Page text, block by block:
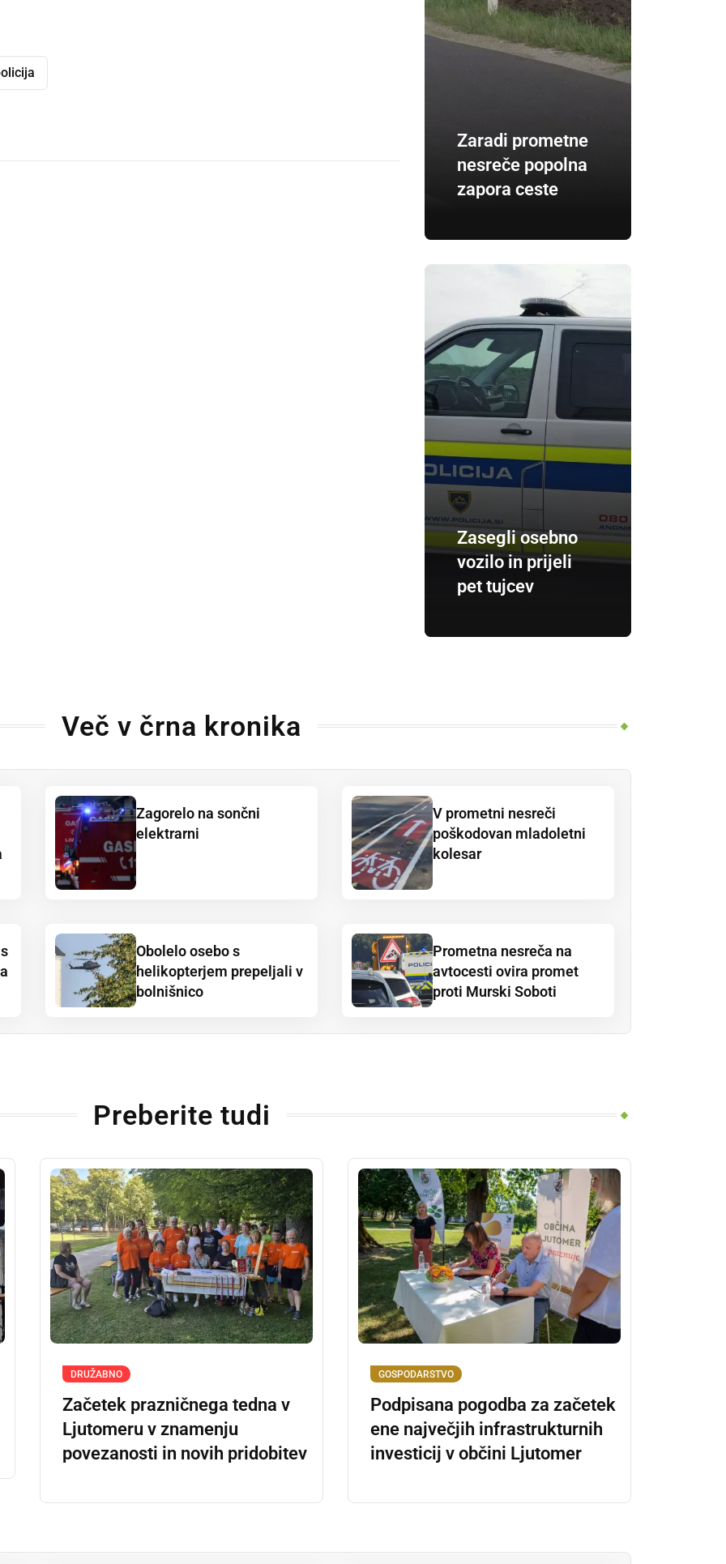
Zaradi prometne
nesreče popolna
zapora ceste
Zasegli osebno
vozilo in prijeli
pet tujcev
Več v črna kronika
Zagorelo na sončni
elektrarni
V prometni nesreči
poškodovan mladoletni
kolesar
Obolelo osebo s
helikopterjem prepeljali v
bolnišnico
Prometna nesreča na
avtocesti ovira promet
proti Murski Soboti
Preberite tudi
DRUŽABNO
Začetek prazničnega tedna v
Ljutomeru v znamenju
povezanosti in novih pridobitev
GOSPODARSTVO
Podpisana pogodba za začetek
ene največjih infrastrukturnih
investicij v občini Ljutomer